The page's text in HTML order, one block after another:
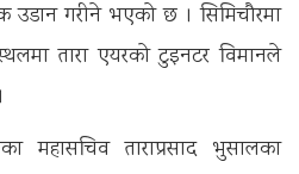
उडान गरीने भएकाे छ । सिमिचाैरमा
तारा एयरकाे टुइनटर विमानले
महासचिव ताराप्रसाद भुसालका